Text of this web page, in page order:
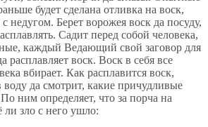
будет сделана отливка на воск,
недугом. Берет ворожея воск да посуду,
Садит перед собой человека,
каждый Ведающий свой заговор для
расплавляет воск. Воск в себя все
вбирает. Как расплавится воск,
воду да смотрит, какие причудливые
ним определяет, что за порча на
ли зло с него ушло: